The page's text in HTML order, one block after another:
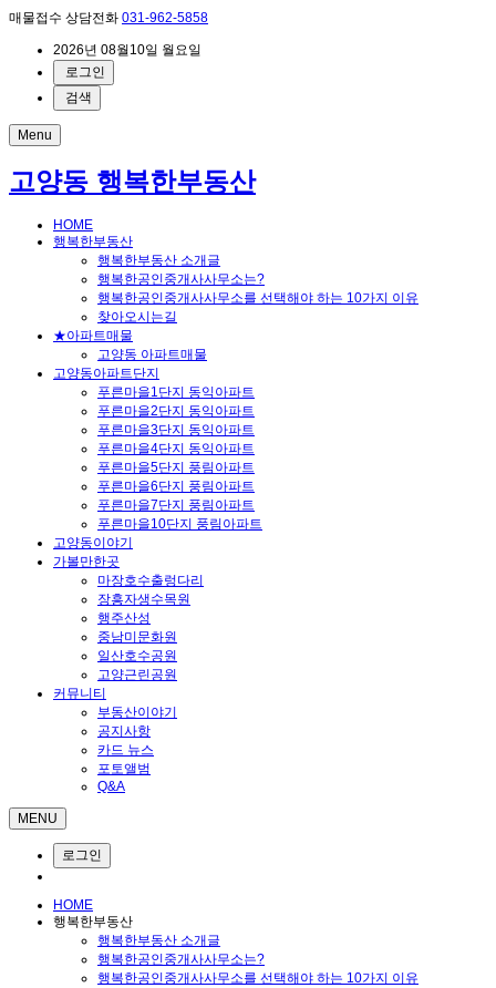
매물접수 상담전화 031-962-5858
2026년 08월10일 월요일
로그인
검색
Menu
고양동 행복한부동산
HOME
행복한부동산
행복한부동산 소개글
행복한공인중개사사무소는?
행복한공인중개사사무소를 선택해야 하는 10가지 이유
찾아오시는길
★아파트매물
고양동 아파트매물
고양동아파트단지
푸른마을1단지 동익아파트
푸른마을2단지 동익아파트
푸른마을3단지 동익아파트
푸른마을4단지 동익아파트
푸른마을5단지 풍림아파트
푸른마을6단지 풍림아파트
푸른마을7단지 풍림아파트
푸른마을10단지 풍림아파트
고양동이야기
가볼만한곳
마장호수출렁다리
장흥자생수목원
행주산성
중남미문화원
일산호수공원
고양근린공원
커뮤니티
부동산이야기
공지사항
카드 뉴스
포토앨범
Q&A
MENU
로그인
HOME
행복한부동산
행복한부동산 소개글
행복한공인중개사사무소는?
행복한공인중개사사무소를 선택해야 하는 10가지 이유